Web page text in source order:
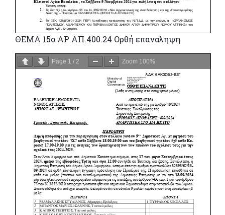
ΘΕΜΑ 15ο ΑΡ ΑΠ.400.24 Ορθή επαναληψη
Page 1 / 2 Zoom 100%